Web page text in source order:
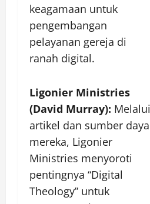
keagamaan untuk
pengembangan
pelayanan gereja di
ranah digital.
Ligonier Ministries
(David Murray): Melalui
artikel dan sumber daya
mereka, Ligonier
Ministries menyoroti
pentingnya “Digital
Theology” untuk